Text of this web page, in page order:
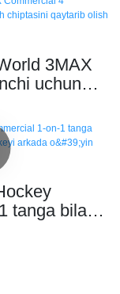
3MAX
uchun
tanga bilan